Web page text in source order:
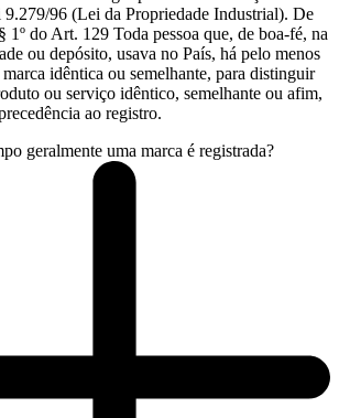
9.279/96 (Lei da Propriedade Industrial). De
1º do Art. 129 Toda pessoa que, de boa-fé, na
ou depósito, usava no País, há pelo menos
marca idêntica ou semelhante, para distinguir
ou serviço idêntico, semelhante ou afim,
ao registro.
geralmente uma marca é registrada?